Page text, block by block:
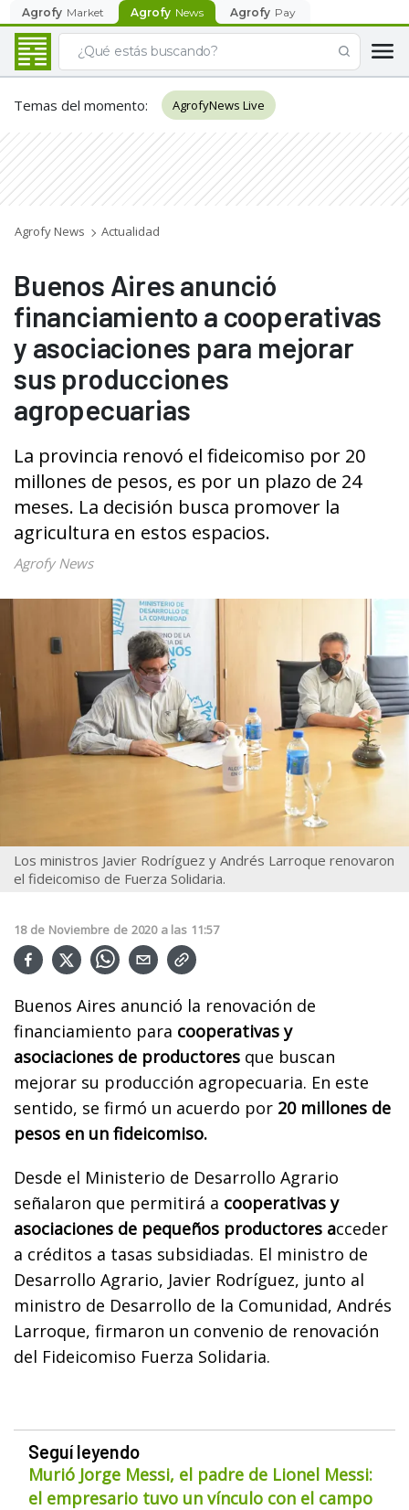
Agrofy Market Agrofy News Agrofy Pay
Temas del momento: AgrofyNews Live
Agrofy News Actualidad
Buenos Aires anunció
financiamiento a cooperativas
y asociaciones para mejorar
sus producciones
agropecuarias
La provincia renovó el fideicomiso por 20
millones de pesos, es por un plazo de 24
meses. La decisión busca promover la
agricultura en estos espacios.
Agrofy News
Los ministros Javier Rodríguez y Andrés Larroque renovaron
el fideicomiso de Fuerza Solidaria.
18 de Noviembre de 2020 a las 11:57
Buenos Aires anunció la renovación de
financiamiento para cooperativas y
asociaciones de productores que buscan
mejorar su producción agropecuaria. En este
sentido, se firmó un acuerdo por 20 millones de
pesos en un fideicomiso.
Desde el Ministerio de Desarrollo Agrario
señalaron que permitirá a cooperativas y
asociaciones de pequeños productores acceder
a créditos a tasas subsidiadas. El ministro de
Desarrollo Agrario, Javier Rodríguez, junto al
ministro de Desarrollo de la Comunidad, Andrés
Larroque, firmaron un convenio de renovación
del Fideicomiso Fuerza Solidaria.
Seguí leyendo
Murió Jorge Messi, el padre de Lionel Messi:
el empresario tuvo un vínculo con el campo